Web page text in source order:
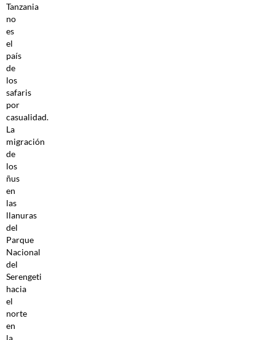
Tanzania
no
es
el
país
de
los
safaris
por
casualidad.
La
migración
de
los
ñus
en
las
llanuras
del
Parque
Nacional
del
Serengeti
hacia
el
norte
en